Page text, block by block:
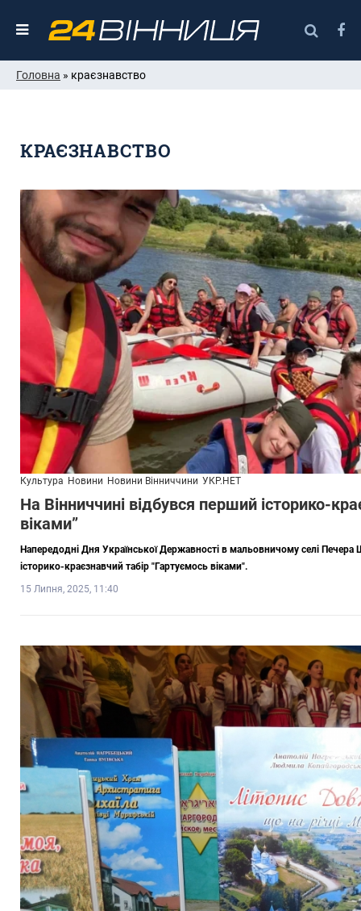
Головна » краєзнавство
КРАЄЗНАВСТВО
Культура Новини Новини Вінниччини УКР.НЕТ
На Вінниччині відбувся перший історико-
віками”
Напередодні Дня Української Державності в мальовничому селі
історико-краєзнавчий табір "Гартуємось віками".
15 Липня, 2025, 11:40